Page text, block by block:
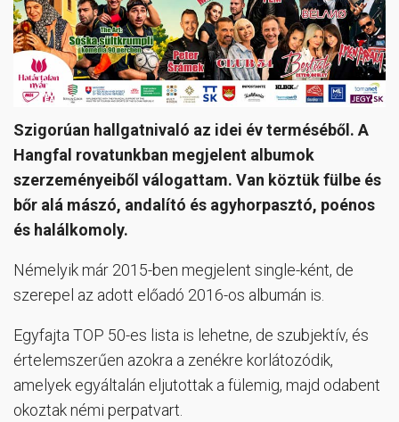
Szigorúan hallgatnivaló az idei év terméséből. A
Hangfal rovatunkban megjelent albumok
szerzeményeiből válogattam. Van köztük fülbe és
bőr alá mászó, andalító és agyhorpasztó, poénos
és halálkomoly.
Némelyik már 2015-ben megjelent single-ként, de
szerepel az adott előadó 2016-os albumán is.
Egyfajta TOP 50-es lista is lehetne, de szubjektív, és
értelemszerűen azokra a zenékre korlátozódik,
amelyek egyáltalán eljutottak a fülemig, majd odabent
okoztak némi perpatvart.